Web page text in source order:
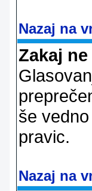
Nazaj na
Zakaj
še
pravic.
Nazaj na